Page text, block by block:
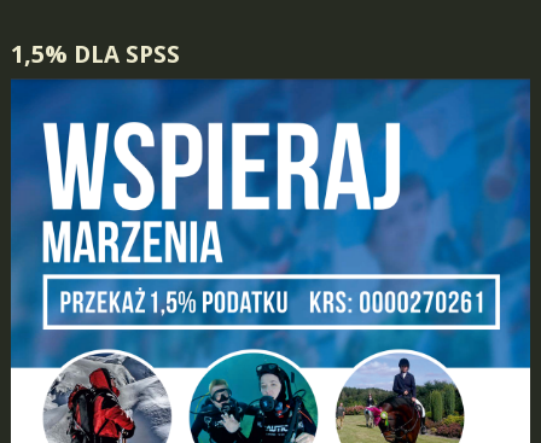
1,5% DLA SPSS